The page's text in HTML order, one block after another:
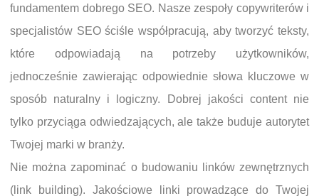
fundamentem dobrego SEO. Nasze zespoły copywriterów i
specjalistów SEO ściśle współpracują, aby tworzyć teksty,
które odpowiadają na potrzeby użytkowników,
jednocześnie zawierając odpowiednie słowa kluczowe w
sposób naturalny i logiczny. Dobrej jakości content nie
tylko przyciąga odwiedzających, ale także buduje autorytet
Twojej marki w branży.
Nie można zapominać o budowaniu linków zewnętrznych
(link building). Jakościowe linki prowadzące do Twojej